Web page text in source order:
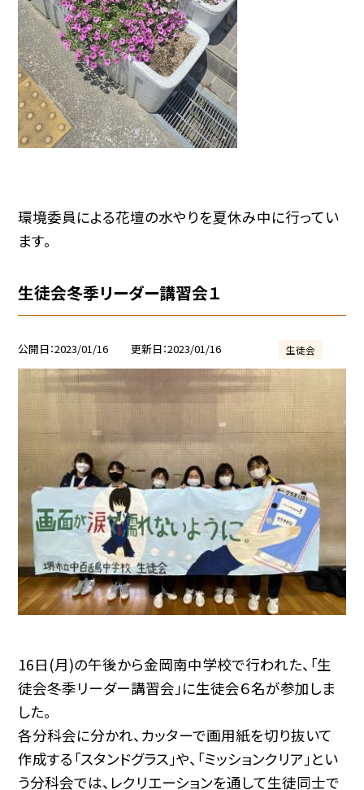
環境委員による花壇の水やりを夏休み中に行ってい
ます。
生徒会冬季リーダー講習会１
公開日 2023/01/16 更新日 2023/01/16 生徒会
16日(月)の午後から金岡南中学校で行われた、「生
徒会冬季リーダー講習会」に生徒会６名が参加しま
した。
各分科会に分かれ、カッターで画用紙を切り抜いて
作成する「スタンドグラス」や、「ミッションクリア」とい
う分科会では、レクリエーションを通して生徒同士で